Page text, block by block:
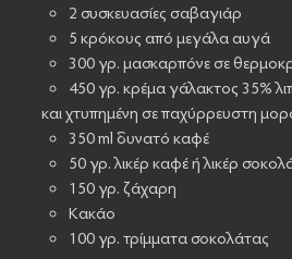
2 συσκευασίες σαβαγιάρ
5 κρόκους από μεγάλα αυγά
300 γρ. μασκαρπόνε σε
450 γρ. κρέμα γάλακτος 35%
και χτυπημένη σε παχύρρευστη
350 ml δυνατό καφέ
50 γρ. λικέρ καφέ ή λικέρ
150 γρ. ζάχαρη
Kακάο
100 γρ. τρίμματα σοκολάτας